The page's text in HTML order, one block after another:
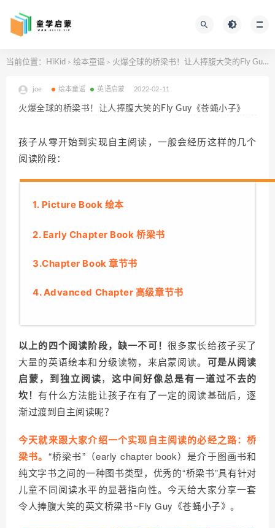
当前位置： HiKid > 绘本童谣 > 火爆全球的桥梁书！让人捧腹大笑的Fly Guy《苍蝇小子》
joe 绘本童谣 英语启蒙 2022-02-11
火爆全球的桥梁书！让人捧腹大笑的Fly Guy《苍蝇小子》
孩子从零开始到实现自主阅读，一般会经历这样的几个
阅读阶段：
1. Picture Book 绘本
2. Early Chapter Book 桥梁书
3.Chapter Book 章节书
4. Advanced Chapter 高级章节书
以上的四个阅读阶段，缺一不可！ 很多家长给孩子买了
大量的英语绘本和分级读物，来启蒙阅读。 可是从阅读
启蒙，到独立阅读，这中间好像总是有一道过不去的
坎！有什么方法能让孩子在有了一定的阅读基础后，逐
渐过渡到自主阅读呢？
今天就来跟大家介绍一个实现自主阅读的必经之路：桥
梁书。 “桥梁书”（early chapter book）是介于图画书和
纯文字书之间的一种图书类型，优秀的“桥梁书”具有针对
儿童不同阅读水平的显著指向性。今天给大家分享一套
令人捧腹大笑的英文桥梁书~Fly Guy《苍蝇小子》。